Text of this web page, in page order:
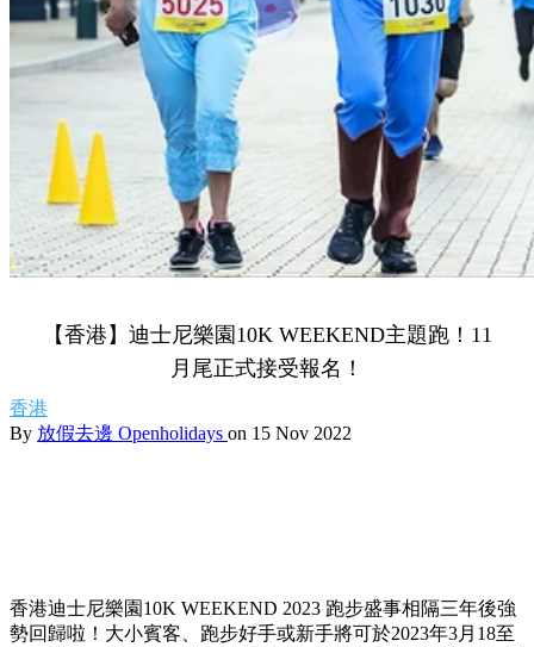
【香港】迪士尼樂園10K WEEKEND主題跑！11
月尾正式接受報名！
香港
By 放假去邊 Openholidays on 15 Nov 2022
香港迪士尼樂園10K WEEKEND 2023 跑步盛事相隔三年後強
勢回歸啦！大小賓客、跑步好手或新手將可於2023年3月18至